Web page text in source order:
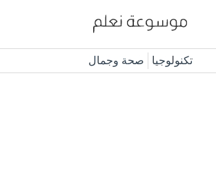
تكنولوجيا صحة وجمال